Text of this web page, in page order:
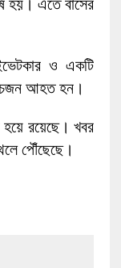
ও একটি
আহত হন।
হয়ে রয়েছে। খবর
পৌঁছেছে।